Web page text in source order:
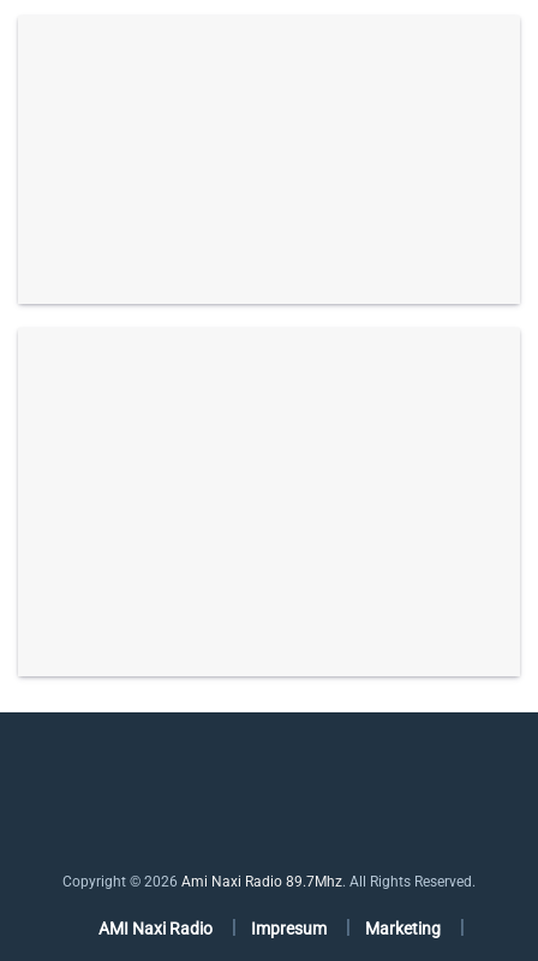
Copyright © 2026 Ami Naxi Radio 89.7Mhz. All Rights Reserved.
AMI Naxi Radio Impresum Marketing